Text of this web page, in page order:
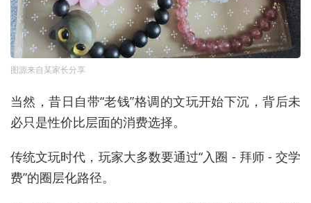
图源来自某家长分享
当然，昔日自带“老钱”格调的文玩开始下沉，背后未
必只是性价比层面的消费选择。
传统文玩时代，玩家大多数要通过“入圈 - 拜师 - 交学
费”的圈层化路径。